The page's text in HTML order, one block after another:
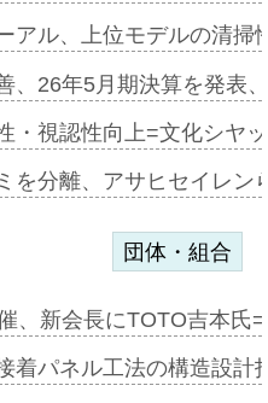
アル、上位モデルの清
、26年5月期決算を発表
・視認性向上=文化シヤ
を分離、アサヒセイレ
団体・組合
、新会長にTOTO吉本氏
着パネル工法の構造設